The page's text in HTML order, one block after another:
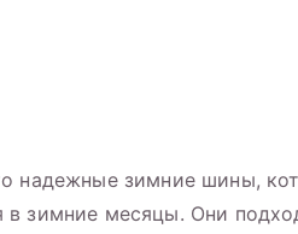
надежные зимние шины,
зимние месяцы. Они